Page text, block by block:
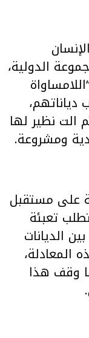
الدولية،
نظير لها
ومشروعة.
على مستقبل
تعبئة
الديانات
المعادلة،
وقف هذا